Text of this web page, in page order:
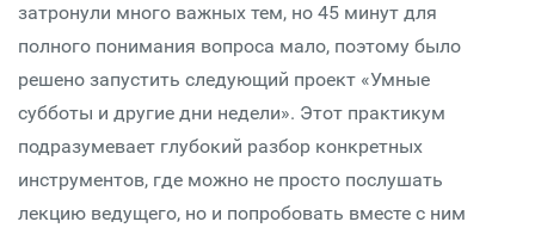
затронули много важных тем, но 45 минут для
полного понимания вопроса мало, поэтому было
решено запустить следующий проект «Умные
субботы и другие дни недели». Этот практикум
подразумевает глубокий разбор конкретных
инструментов, где можно не просто послушать
лекцию ведущего, но и попробовать вместе с ним